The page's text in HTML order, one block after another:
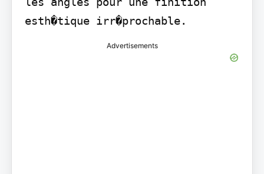
esth�tique irr�prochable.
Advertisements